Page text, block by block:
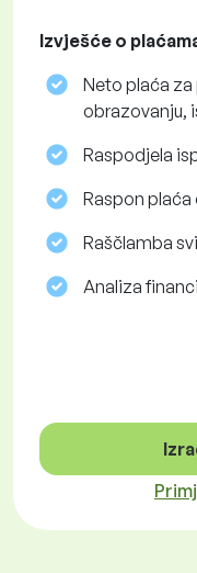
Izvješće o
Neto plaća
obrazovanju,
Raspodjela
Raspon plaća
Raščlamba
Analiza